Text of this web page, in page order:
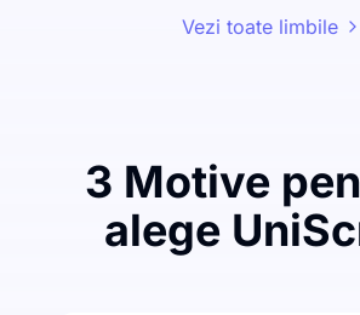
Vezi toate limbile
3 Motive
alege